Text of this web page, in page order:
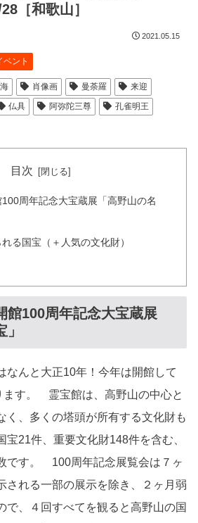
［和歌山］
2021.05.15
ント
肖像画 曼荼羅
来迎
仏具 阿弥陀三尊
孔雀明王
目次
周年記念大宝蔵展「高野山の名
る国宝（＋人気の文化財）
館100周年記念大宝蔵展
なんと大正10年！今年は開館して
ます。 霊宝館は、高野山の中心と
く、多くの塔頭が所有する文化財も
宝21件、重要文化財148件を含む、
です。 100周年記念展覧会は７ヶ
される一部の展示を除き、２ヶ月弱
で、４回すべてを観ると高野山の国